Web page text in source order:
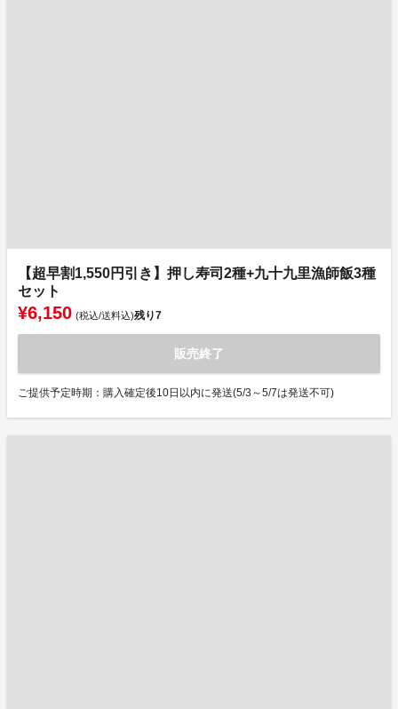
【超早割1,550円引き】押し寿司2種+九十九里漁師飯3種
セット
¥6,150 (税込/送料込)残り7
販売終了
ご提供予定時期：購入確定後10日以内に発送(5/3～5/7は発送不可)